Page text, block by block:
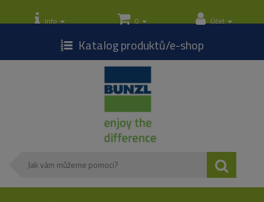
Toggle
navigation
Info 0 Účet
Katalog produktů/e-shop